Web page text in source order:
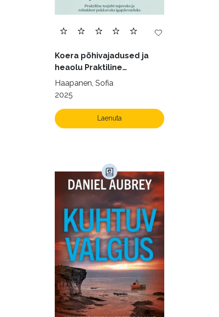
Ilukirjandus (4254)
Krimi ja põnevik (1283)
Kultuur ja teadus (45)
Kunst ja looming (86)
Laste- ja noortekirjandus (580)
Maamajandus (24)
Majandus (34)
Perioodika (15)
Psühholoogia (184)
Rahandus (47)
Religioon (107)
Siseturvalisus (34)
Sport (52)
Tehnika (6)
Telekommunikatsioon (9)
Tervis (147)
Transport (8)
Koera põhivajadused ja
heaolu Praktiline
käsiraamat sujuvaks ja
rahuldust pakkuvaks
Haapanen, Sofia
2025
Laenuta